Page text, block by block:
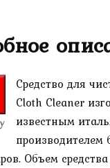
Средство для
Cloth Cleaner
известным
производителем
Объем